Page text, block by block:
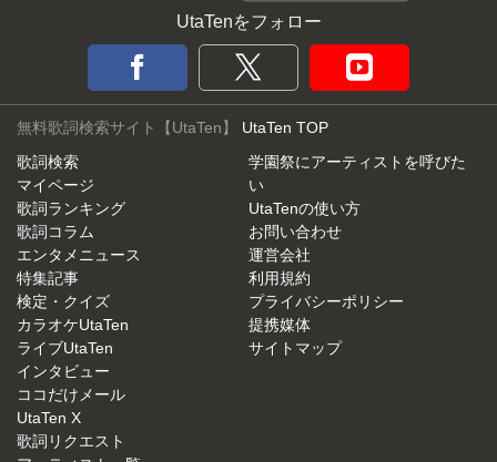
UtaTenをフォロー
無料歌詞検索サイト【UtaTen】 UtaTen TOP
歌詞検索
マイページ
歌詞ランキング
歌詞コラム
エンタメニュース
特集記事
検定・クイズ
カラオケUtaTen
ライブUtaTen
インタビュー
ココだけメール
UtaTen X
歌詞リクエスト
学園祭にアーティストを呼びた
い
UtaTenの使い方
お問い合わせ
運営会社
利用規約
プライバシーポリシー
提携媒体
サイトマップ